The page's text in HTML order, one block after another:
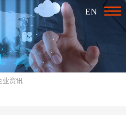
EN
业资讯